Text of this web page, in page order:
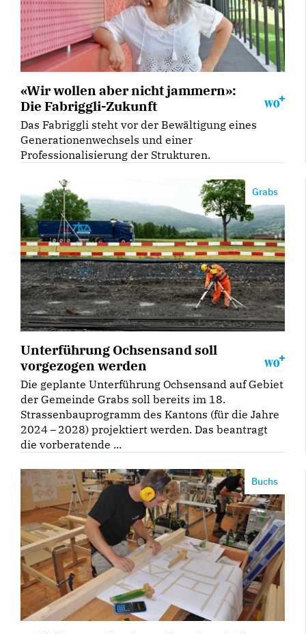
«Wir wollen aber nicht jammern»:
Die Fabriggli-Zukunft
Das Fabriggli steht vor der Bewältigung eines
Generationenwechsels und einer
Professionalisierung der Strukturen.
Grabs
Unterführung Ochsensand soll
vorgezogen werden
Die geplante Unterführung Ochsensand auf Gebiet
der Gemeinde Grabs soll bereits im 18.
Strassenbauprogramm des Kantons (für die Jahre
2024 – 2028) projektiert werden. Das beantragt
die vorberatende ...
Buchs